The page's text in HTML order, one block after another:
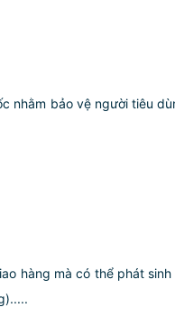
nhằm bảo vệ người tiêu
hàng mà có thể phát